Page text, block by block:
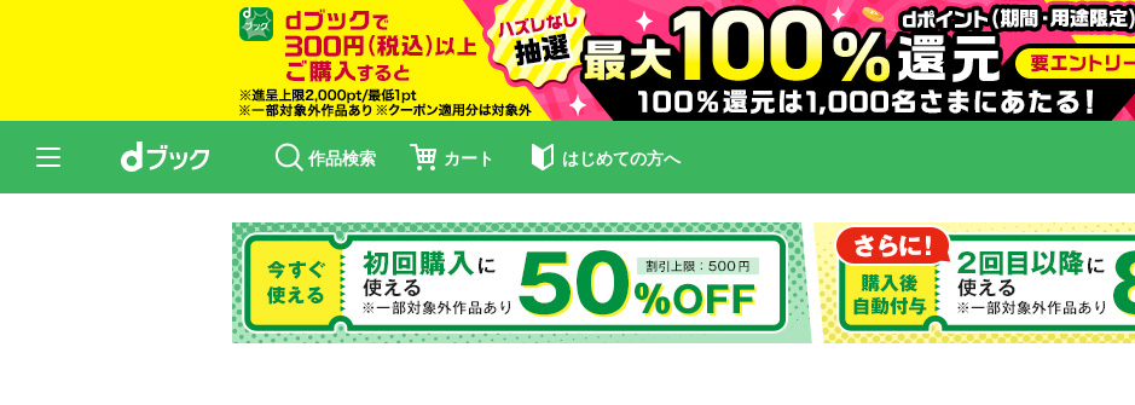
作品検索 カート はじめての方へ